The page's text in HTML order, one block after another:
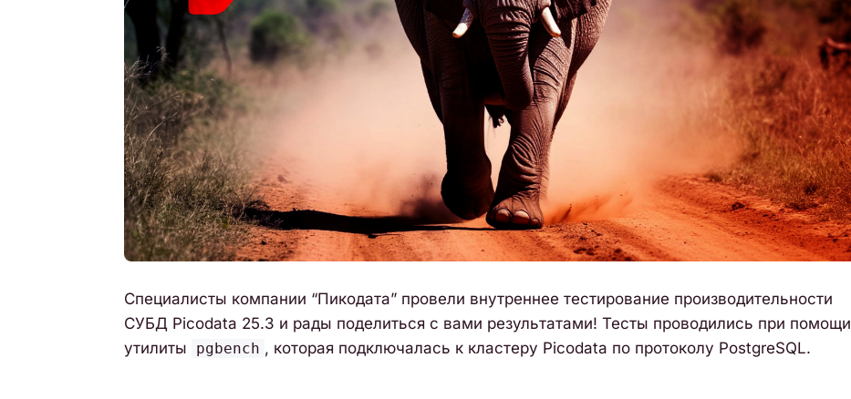
Специалисты компании “Пикодата” провели внутреннее тестирование производительности
СУБД Picodata 25.3 и рады поделиться с вами результатами! Тесты проводились при помощи
утилиты
pgbench , которая подключалась к кластеру Picodata по протоколу PostgreSQL.